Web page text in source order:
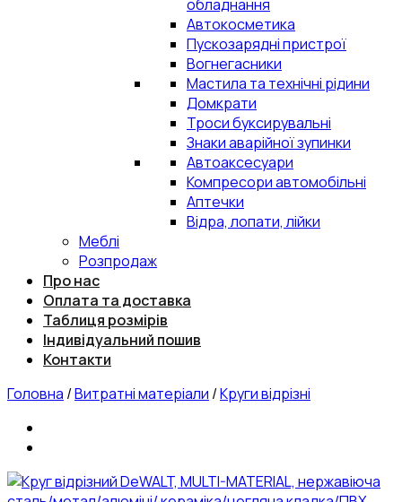
обладнання
Автокосметика
Пускозарядні пристрої
Вогнегасники
Мастила та технічні рідини
Домкрати
Троси буксирувальні
Знаки аварійної зупинки
Автоаксесуари
Компресори автомобільні
Аптечки
Відра, лопати, лійки
Меблі
Розпродаж
Про нас
Оплата та доставка
Таблиця розмірів
Індивідуальний пошив
Контакти
Головна /Витратні матеріали /Круги відрізні